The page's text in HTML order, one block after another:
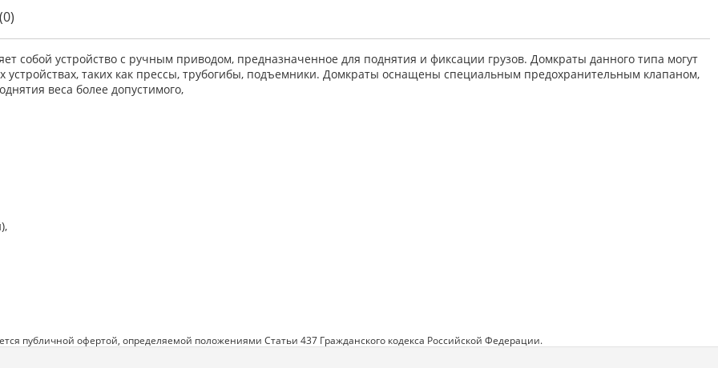
собой устройство с ручным приводом, предназначенное для поднятия и фиксации грузов. Домкраты данного типа могут
устройствах, таких как прессы, трубогибы, подъемники. Домкраты оснащены специальным предохранительным клапаном,
веса более допустимого,
публичной офертой, определяемой положениями Статьи 437 Гражданского кодекса Российской Федерации.